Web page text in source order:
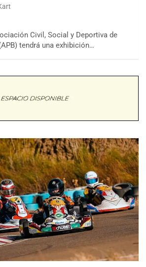
Civil, Social y Deportiva de
tendrá una exhibición…